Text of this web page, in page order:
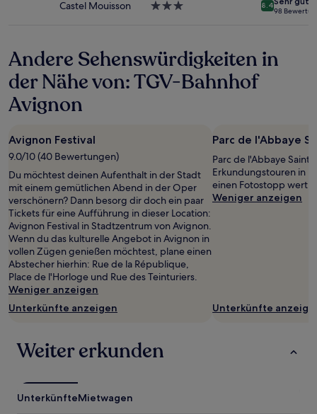
Castel Mouisson
3.0-
8.4
98
Andere Sehenswürdigkeiten in
der Nähe von: TGV-Bahnhof
Avignon
Avignon Festival
9.0/10 (40 Bewertungen)
Du möchtest deinen Aufenthalt in der Stadt
mit einem gemütlichen Abend in der Oper
verschönern? Dann besorg dir doch ein paar
Tickets für eine Aufführung in dieser Location:
Avignon Festival in Stadtzentrum von Avignon.
Wenn du das kulturelle Angebot in Avignon in
vollen Zügen genießen möchtest, plane einen
Abstecher hierhin: Rue de la République,
Place de l'Horloge und Rue des Teinturiers.
Weniger anzeigen
Unterkünfte anzeigen
Parc de l'Abbaye
Parc de l'Abbaye
Erkundungstouren in
einen Fotostopp wert.
Weniger anzeigen
Unterkünfte
Weiter erkunden
UnterkünfteMietwagen